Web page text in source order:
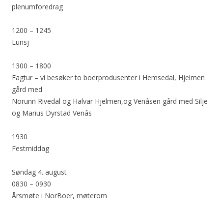
plenumforedrag
1200 – 1245
Lunsj
1300 – 1800
Fagtur – vi besøker to boerprodusenter i Hemsedal, Hjelmen
gård med
Norunn Rivedal og Halvar Hjelmen,og Venåsen gård med Silje
og Marius Dyrstad Venås
1930
Festmiddag
Søndag 4. august
0830 – 0930
Årsmøte i NorBoer, møterom